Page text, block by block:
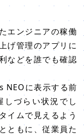
エンジニアの稼働
げ管理のアプリに
などを誰でも確認
NEOに表示する前
しづらい状況でし
イムで見えるよう
ともに、従業員た